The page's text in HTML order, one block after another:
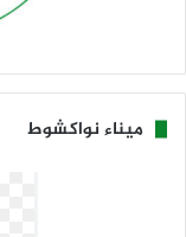
ميناء نواكشوط